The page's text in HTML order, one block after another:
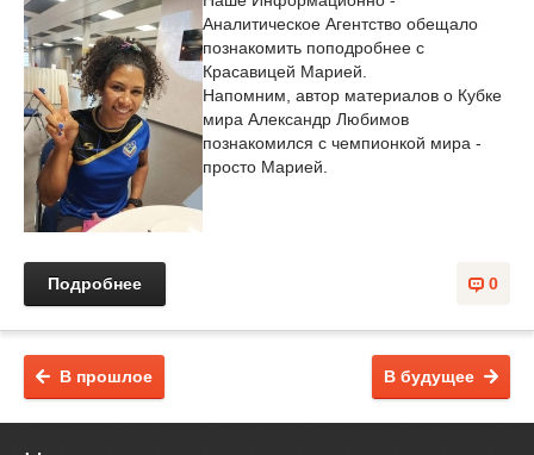
Аналитическое Агентство обещало
познакомить поподробнее с
Красавицей Марией.
Напомним, автор материалов о Кубке
мира Александр Любимов
познакомился с чемпионкой мира -
просто Марией.
0
Подробнее
В будущее
В прошлое